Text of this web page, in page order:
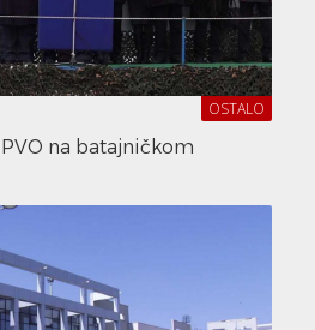
OSTALO
na batajničkom